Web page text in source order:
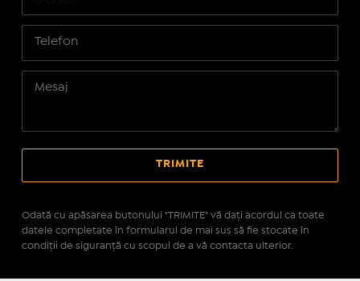
Odată cu apăsarea butonului "TRIMITE" vă daţi acordul ca toate
datele completate în formularul de mai sus să fie stocate în
condiţii de siguranţă cu scopul de a vă contacta ulterior.